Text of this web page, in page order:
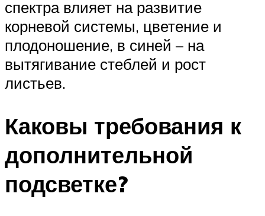
спектра влияет на развитие
корневой системы, цветение и
плодоношение, в синей – на
вытягивание стеблей и рост
листьев.
Каковы требования к
дополнительной
подсветке?